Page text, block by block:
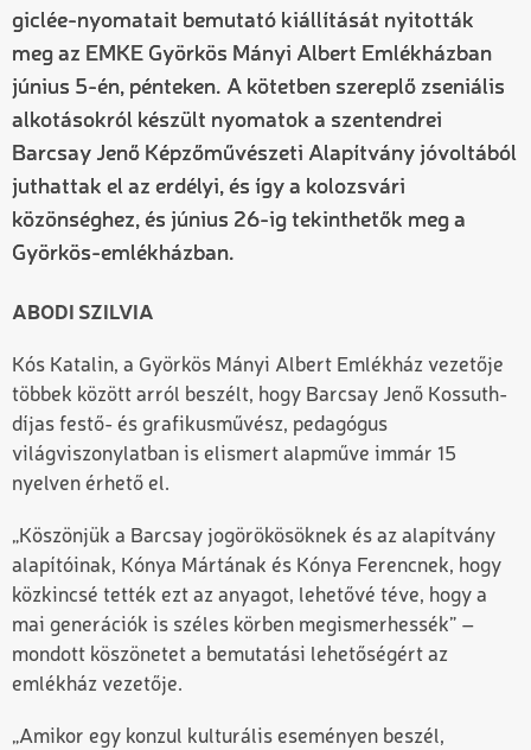
giclée-nyomatait bemutató kiállítását nyitották
meg az EMKE Györkös Mányi Albert Emlékházban
június 5-én, pénteken. A kötetben szereplő zseniális
alkotásokról készült nyomatok a szentendrei
Barcsay Jenő Képzőművészeti Alapítvány jóvoltából
juthattak el az erdélyi, és így a kolozsvári
közönséghez, és június 26-ig tekinthetők meg a
Györkös-emlékházban.
ABODI SZILVIA
Kós Katalin, a Györkös Mányi Albert Emlékház vezetője
többek között arról beszélt, hogy Barcsay Jenő Kossuth-
díjas festő- és grafikusművész, pedagógus
világviszonylatban is elismert alapműve immár 15
nyelven érhető el.
„Köszönjük a Barcsay jogörökösöknek és az alapítvány
alapítóinak, Kónya Mártának és Kónya Ferencnek, hogy
közkincsé tették ezt az anyagot, lehetővé téve, hogy a
mai generációk is széles körben megismerhessék” –
mondott köszönetet a bemutatási lehetőségért az
emlékház vezetője.
„Amikor egy konzul kulturális eseményen beszél,